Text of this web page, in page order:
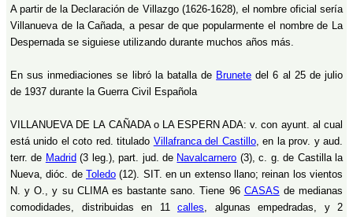
A partir de la Declaración de Villazgo (1626-1628), el nombre oficial sería
Villanueva de la Cañada, a pesar de que popularmente el nombre de La
Despernada se siguiese utilizando durante muchos años más.
En sus inmediaciones se libró la batalla de Brunete del 6 al 25 de julio
de 1937 durante la Guerra Civil Española
VILLANUEVA DE LA CAÑADA o LA ESPERN ADA: v. con ayunt. al cual
está unido el coto red. titulado Villafranca del Castillo, en la prov. y aud.
terr. de Madrid (3 leg.), part. jud. de Navalcarnero (3), c. g. de Castilla la
Nueva, dióc. de Toledo (12). SIT. en un extenso llano; reinan los vientos
N. y O., y su CLIMA es bastante sano. Tiene 96 CASAS de medianas
comodidades, distribuidas en 11 calles, algunas empedradas, y 2